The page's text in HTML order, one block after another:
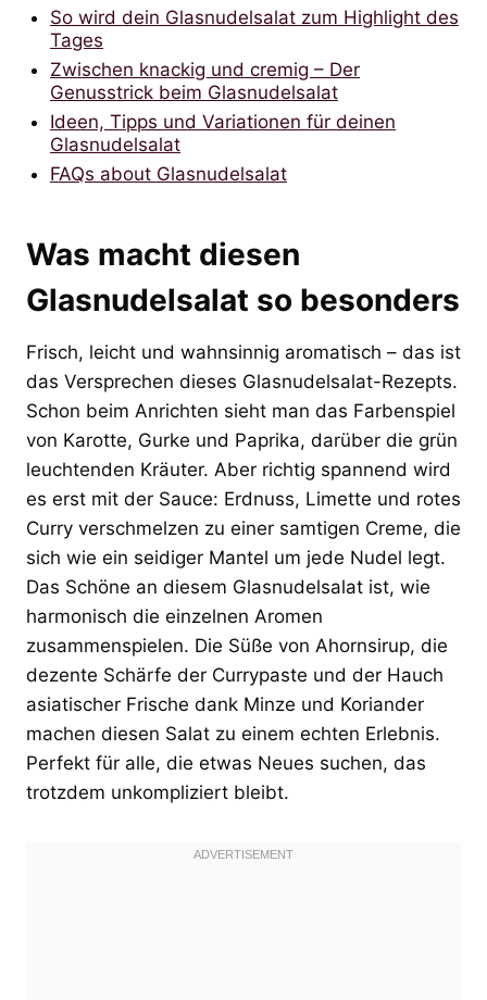
So wird dein Glasnudelsalat zum Highlight des
Tages
Zwischen knackig und cremig – Der
Genusstrick beim Glasnudelsalat
Ideen, Tipps und Variationen für deinen
Glasnudelsalat
FAQs about Glasnudelsalat
Was macht diesen
Glasnudelsalat so besonders
Frisch, leicht und wahnsinnig aromatisch – das ist
das Versprechen dieses Glasnudelsalat-Rezepts.
Schon beim Anrichten sieht man das Farbenspiel
von Karotte, Gurke und Paprika, darüber die grün
leuchtenden Kräuter. Aber richtig spannend wird
es erst mit der Sauce: Erdnuss, Limette und rotes
Curry verschmelzen zu einer samtigen Creme, die
sich wie ein seidiger Mantel um jede Nudel legt.
Das Schöne an diesem Glasnudelsalat ist, wie
harmonisch die einzelnen Aromen
zusammenspielen. Die Süße von Ahornsirup, die
dezente Schärfe der Currypaste und der Hauch
asiatischer Frische dank Minze und Koriander
machen diesen Salat zu einem echten Erlebnis.
Perfekt für alle, die etwas Neues suchen, das
trotzdem unkompliziert bleibt.